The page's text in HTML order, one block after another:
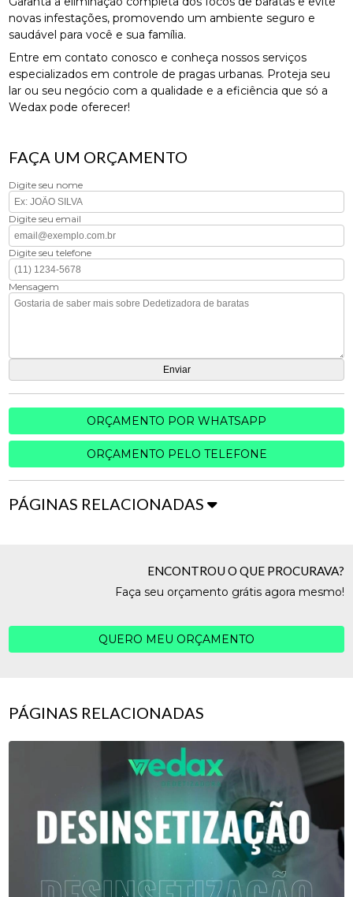
novas infestações, promovendo um ambiente seguro e
saudável para você e sua família.
Entre em contato conosco e conheça nossos serviços
especializados em controle de pragas urbanas. Proteja seu
lar ou seu negócio com a qualidade e a eficiência que só a
Wedax pode oferecer!
FAÇA UM ORÇAMENTO
Digite seu nome
Digite seu email
Digite seu telefone
Mensagem
ORÇAMENTO POR WHATSAPP
ORÇAMENTO PELO TELEFONE
PÁGINAS RELACIONADAS
ENCONTROU O QUE PROCURAVA?
Faça seu orçamento grátis agora mesmo!
QUERO MEU ORÇAMENTO
PÁGINAS RELACIONADAS